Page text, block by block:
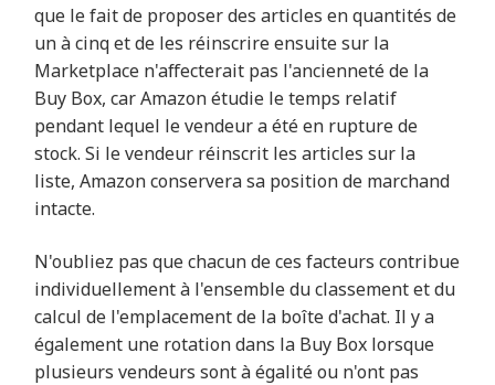
que le fait de proposer des articles en quantités de
un à cinq et de les réinscrire ensuite sur la
Marketplace n'affecterait pas l'ancienneté de la
Buy Box, car Amazon étudie le temps relatif
pendant lequel le vendeur a été en rupture de
stock. Si le vendeur réinscrit les articles sur la
liste, Amazon conservera sa position de marchand
intacte.
N'oubliez pas que chacun de ces facteurs contribue
individuellement à l'ensemble du classement et du
calcul de l'emplacement de la boîte d'achat. Il y a
également une rotation dans la Buy Box lorsque
plusieurs vendeurs sont à égalité ou n'ont pas